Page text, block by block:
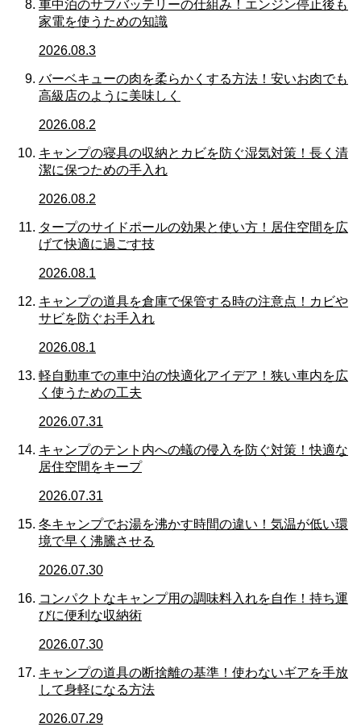
車中泊のサブバッテリーの仕組み！エンジン停止後も
家電を使うための知識
2026.08.3
バーベキューの肉を柔らかくする方法！安いお肉でも
高級店のように美味しく
2026.08.2
キャンプの寝具の収納とカビを防ぐ湿気対策！長く清
潔に保つための手入れ
2026.08.2
タープのサイドポールの効果と使い方！居住空間を広
げて快適に過ごす技
2026.08.1
キャンプの道具を倉庫で保管する時の注意点！カビや
サビを防ぐお手入れ
2026.08.1
軽自動車での車中泊の快適化アイデア！狭い車内を広
く使うための工夫
2026.07.31
キャンプのテント内への蟻の侵入を防ぐ対策！快適な
居住空間をキープ
2026.07.31
冬キャンプでお湯を沸かす時間の違い！気温が低い環
境で早く沸騰させる
2026.07.30
コンパクトなキャンプ用の調味料入れを自作！持ち運
びに便利な収納術
2026.07.30
キャンプの道具の断捨離の基準！使わないギアを手放
して身軽になる方法
2026.07.29